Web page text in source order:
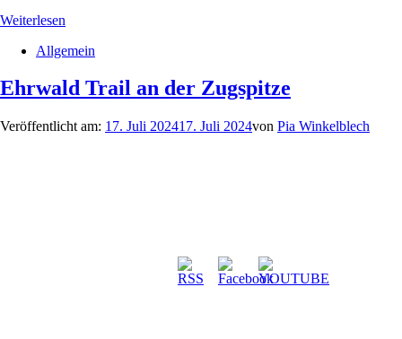
Weiterlesen
Allgemein
Ehrwald Trail an der Zugspitze
Veröffentlicht am: 17. Juli 202417. Juli 2024von Pia Winkelblech